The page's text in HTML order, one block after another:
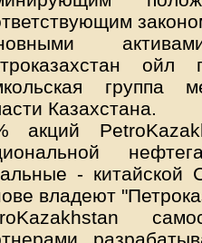
группа
Казахстана.
акций
- китайской
владеют